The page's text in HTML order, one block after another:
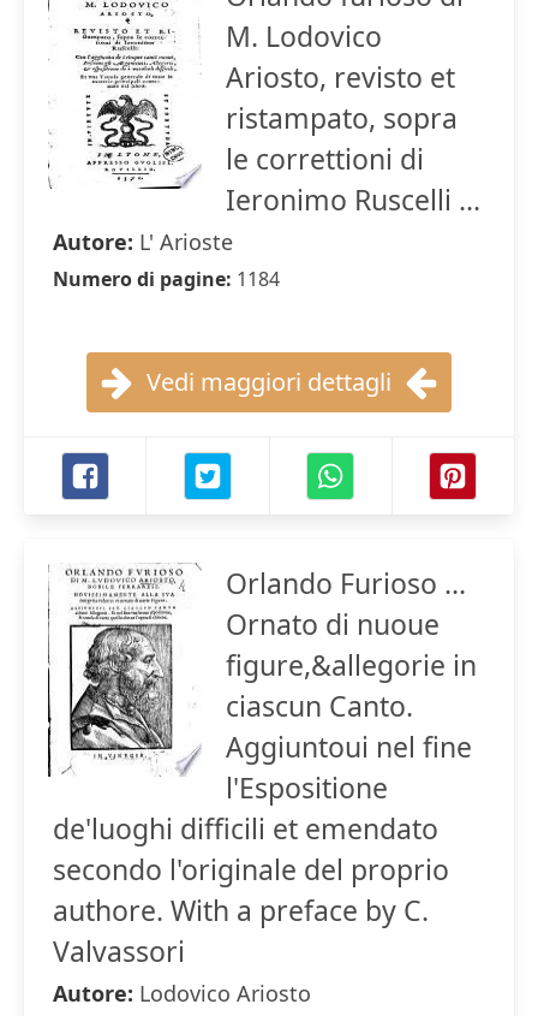
M. Lodovico
Ariosto, revisto et
ristampato, sopra
le correttioni di
Ieronimo Ruscelli ...
Autore: L' Arioste
Numero di pagine: 1184
Vedi maggiori dettagli
Orlando Furioso ...
Ornato di nuoue
figure,&allegorie in
ciascun Canto.
Aggiuntoui nel fine
l'Espositione
de'luoghi difficili et emendato
secondo l'originale del proprio
authore. With a preface by C.
Valvassori
Autore: Lodovico Ariosto